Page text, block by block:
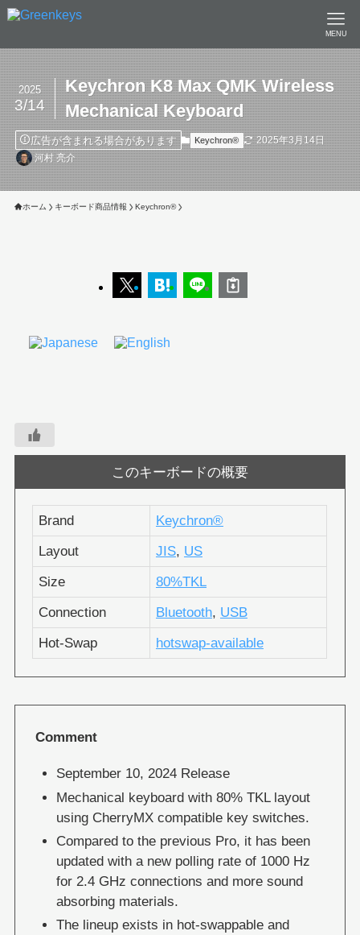
MENU
Keychron K8 Max QMK Wireless
Mechanical Keyboard
2025
3/14
広告が含まれる場合があります Keychron®︎
2025年3月14日
河村 亮介
ホーム キーボード商品情報 Keychron®︎
このキーボードの概要
Brand
Keychron®︎
Layout
JIS, US
Size
80%TKL
Connection
Bluetooth, USB
Hot-Swap
hotswap-available
Comment
September 10, 2024 Release
Mechanical keyboard with 80% TKL layout
using CherryMX compatible key switches.
Compared to the previous Pro, it has been
updated with a new polling rate of 1000 Hz
for 2.4 GHz connections and more sound
absorbing materials.
The lineup exists in hot-swappable and